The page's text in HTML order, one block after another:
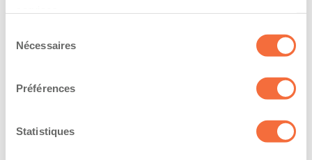
Nécessaires
Préférences
Statistiques